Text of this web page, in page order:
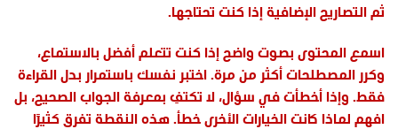
ثم التصاريح الإضافية إذا كنت تحتاجها.
اسمع المحتوى بصوت واضح إذا كنت تتعلم أفضل بالاستماع،
وكرر المصطلحات أكثر من مرة. اختبر نفسك باستمرار بدل القراءة
فقط. وإذا أخطأت في سؤال، لا تكتفِ بمعرفة الجواب الصحيح، بل
افهم لماذا كانت الخيارات الأخرى خطأ. هذه النقطة تفرق كثيرًا